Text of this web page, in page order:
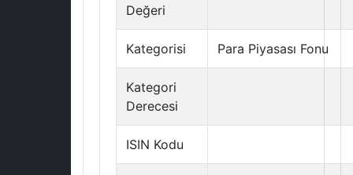
Değeri
Kategorisi Para Piyasası Fonu
Kategori
Derecesi
ISIN Kodu